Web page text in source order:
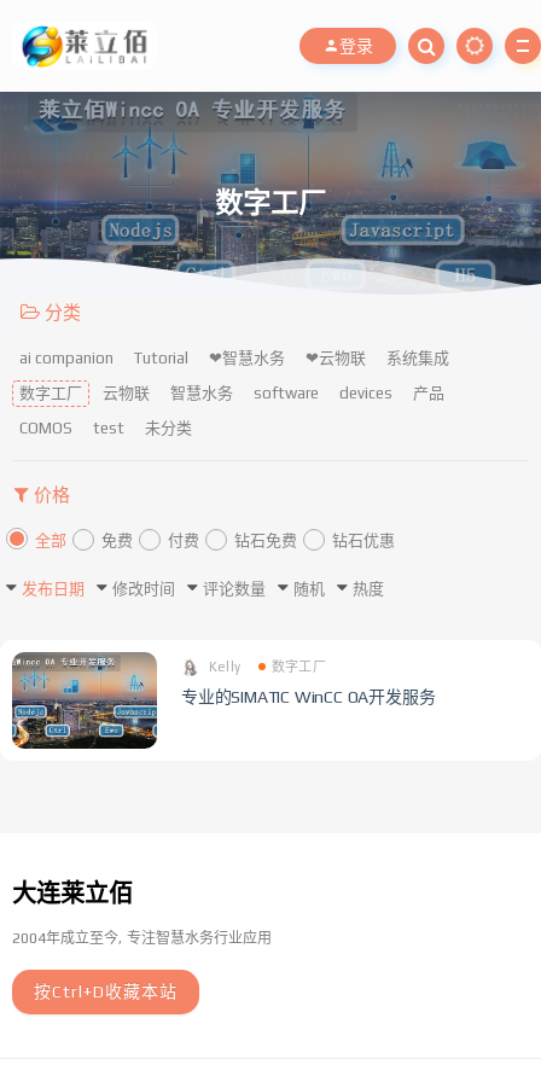
登录
数字工厂
分类
ai companion Tutorial ❤智慧水务 ❤云物联
系统集成
数字工厂
云物联 智慧水务 software devices
产品
COMOS
test 未分类
价格
全部 免费 付费 钻石免费 钻石优惠
发布日期 修改时间 评论数量 随机 热度
Kelly 数字工厂
专业的SIMATIC WinCC OA开发服务
大连莱立佰
2004年成立至今 专注智慧水务行业应用
按Ctrl+D收藏本站